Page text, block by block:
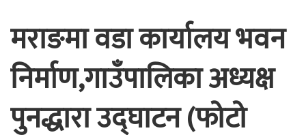
मराङमा वडा कार्यालय भवन
निर्माण,गाउँपालिका अध्यक्ष
पुनद्धारा उद्घाटन (फोटो